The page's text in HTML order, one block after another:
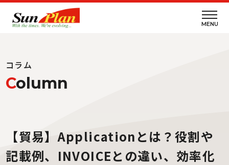
MENU
コラム
Column
【貿易】Applicationとは？役割や
記載例、INVOICEとの違い、効率化